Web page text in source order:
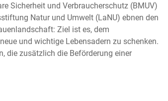
Sicherheit und Verbraucherschutz (BMUV)
Natur und Umwelt (LaNU) ebnen den
Ziel ist es, dem
und wichtige Lebensadern zu schenken.
die zusätzlich die Beförderung einer